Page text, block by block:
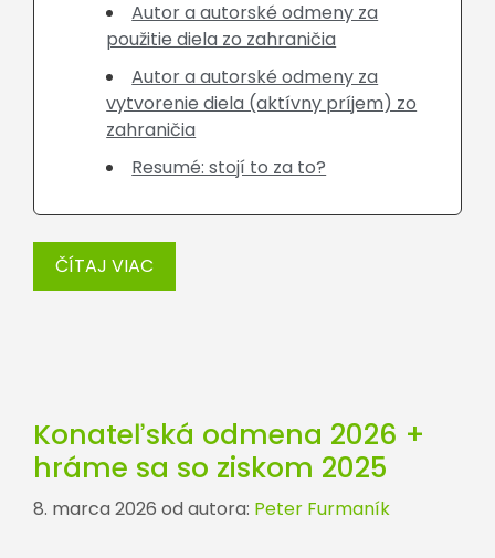
Autor a autorské odmeny za
použitie diela zo zahraničia
Autor a autorské odmeny za
vytvorenie diela (aktívny príjem) zo
zahraničia
Resumé: stojí to za to?
ČÍTAJ VIAC
Konateľská odmena 2026 +
hráme sa so ziskom 2025
8. marca 2026 od autora: Peter Furmaník